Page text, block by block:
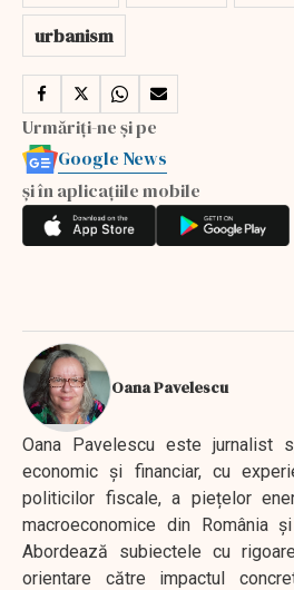
urbanism
Urmăriți-ne și pe
Google News
și în aplicațiile mobile
Oana Pavelescu
Oana Pavelescu este jurnalist
economic și financiar, cu
politicilor fiscale, a piețelor
macroeconomice din România
Abordează subiectele cu
orientare către impactul